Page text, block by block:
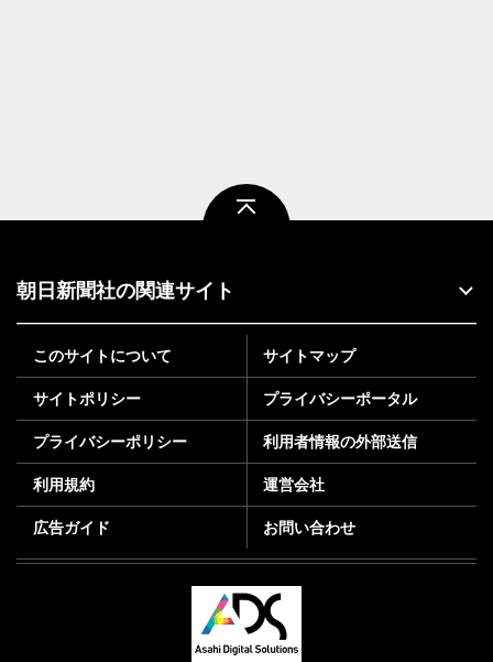
朝日新聞社の関連サイト
このサイトについて サイトマップ
サイトポリシー プライバシーポータル
プライバシーポリシー 利用者情報の外部送信
利用規約 運営会社
広告ガイド お問い合わせ